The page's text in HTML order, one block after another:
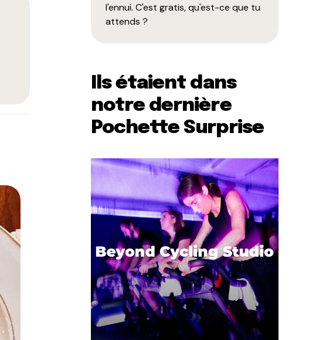
l'ennui. C'est gratis, qu'est-ce que tu
attends ?
Ils étaient dans
notre dernière
Pochette Surprise